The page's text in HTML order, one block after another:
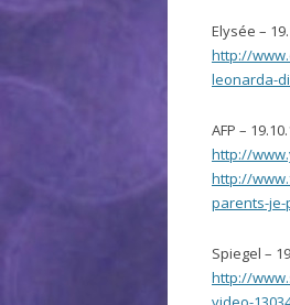
Elysée –
http://
leonarda-
AFP –
http://
http://
parents-je-
Spiegel –
http://